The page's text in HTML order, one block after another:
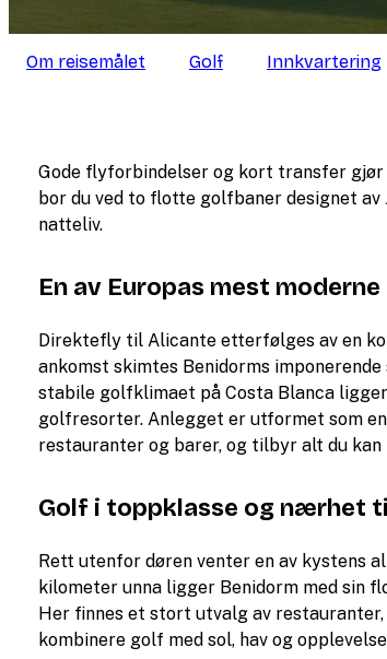
Om reisemålet Golf Innkvartering
Gode flyforbindelser og kort transfer
bor du ved to flotte golfbaner designet
natteliv.
En av Europas mest
Direktefly til Alicante etterfølges av en
ankomst skimtes Benidorms
stabile golfklimaet på Costa Blanca
golfresorter. Anlegget er utformet som
restauranter og barer, og tilbyr alt du
Golf i toppklasse og nærhet
Rett utenfor døren venter en av kystens
kilometer unna ligger Benidorm med sin
Her finnes et stort utvalg av
kombinere golf med sol, hav og